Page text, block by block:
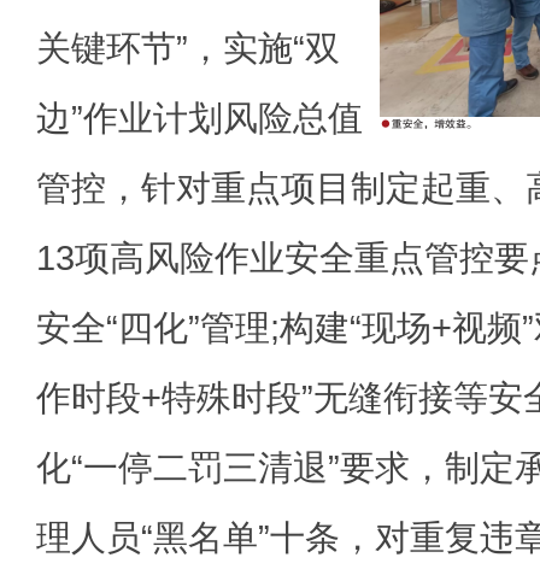
关键环节”，实施“双
边”作业计划风险总值
管控，针对重点项目制定起重
13项高风险作业安全重点管控
安全“四化”管理;构建“现场+视频
作时段+特殊时段”无缝衔接等安
化“一停二罚三清退”要求，制定
理人员“黑名单”十条，对重复违